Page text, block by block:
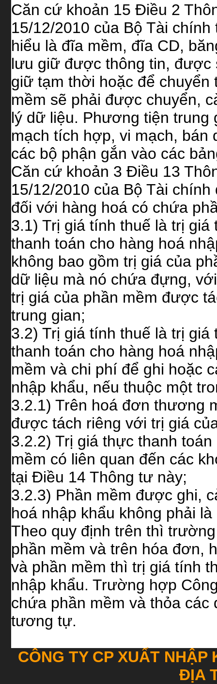
Căn cứ khoản 15 Điều 2
15/12/2010 của Bộ Tài
hiểu là đĩa mềm, đĩa CD,
lưu giữ được thông tin,
giữ tạm thời hoặc để
mềm sẽ phải được chuyển,
lý dữ liệu. Phương tiện trung
mạch tích hợp, vi mạch,
các bộ phận gắn vào các
Căn cứ khoản 3 Điều 13
15/12/2010 của Bộ Tài
đối với hàng hoá có chứa
3.1) Trị giá tính thuế là trị
thanh toán cho hàng hoá
không bao gồm trị giá của
dữ liệu mà nó chứa đựng,
trị giá của phần mềm được
trung gian;
3.2) Trị giá tính thuế là trị
thanh toán cho hàng hoá
mềm và chi phí để ghi hoặc
nhập khẩu, nếu thuộc một
3.2.1) Trên hoá đơn thương
được tách riêng với trị giá
3.2.2) Trị giá thực thanh
mềm có liên quan đến các
tại Điều 14 Thông tư này;
3.2.3) Phần mềm được ghi,
hoá nhập khẩu không phải
Theo quy định trên thì
phần mềm và trên hóa đơn,
và phần mềm thì trị giá tính
nhập khẩu. Trường hợp
chứa phần mềm và thỏa
tương tự.
CÔNG TY CP XUẤT
ĐỊA